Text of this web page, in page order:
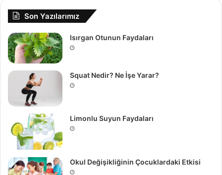
Son Yazılarımız
Isırgan Otunun Faydaları
Squat Nedir? Ne İşe Yarar?
Limonlu Suyun Faydaları
Okul Değişikliğinin Çocuklardaki Etkisi